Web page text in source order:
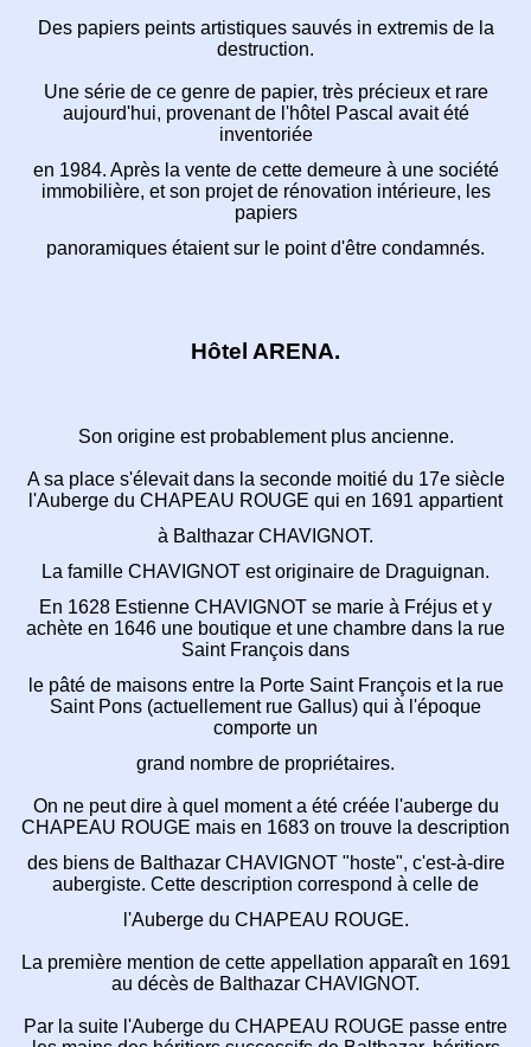
Des papiers peints artistiques sauvés in extremis de la
destruction.
Une série de ce genre de papier, très précieux et rare
aujourd'hui, provenant de l'hôtel Pascal avait été
inventoriée
en 1984. Après la vente de cette demeure à une société
immobilière, et son projet de rénovation intérieure, les
papiers
panoramiques étaient sur le point d'être condamnés.
Hôtel ARENA.
Son origine est probablement plus ancienne.
A sa place s'élevait dans la seconde moitié du 17e siècle
l'Auberge du CHAPEAU ROUGE qui en 1691 appartient
à Balthazar CHAVIGNOT.
La famille CHAVIGNOT est originaire de Draguignan.
En 1628 Estienne CHAVIGNOT se marie à Fréjus ety
achète en 1646 une boutique et une chambre dans la rue
Saint François dans
le pâté de maisons entre la Porte Saint François et la rue
Saint Pons (actuellement rue Gallus) qui à l'époque
comporte un
grand nombre de propriétaires.
On ne peut dire à quel moment a été créée l'auberge du
CHAPEAU ROUGE mais en 1683 on trouve la description
des biens de Balthazar CHAVIGNOT "hoste", c'est-à-dire
aubergiste. Cette description correspond à celle de
l'Auberge du CHAPEAU ROUGE.
La première mention de cette appellation apparaît en 1691
au décès de Balthazar CHAVIGNOT.
Par la suite l'Auberge du CHAPEAU ROUGE passe entre